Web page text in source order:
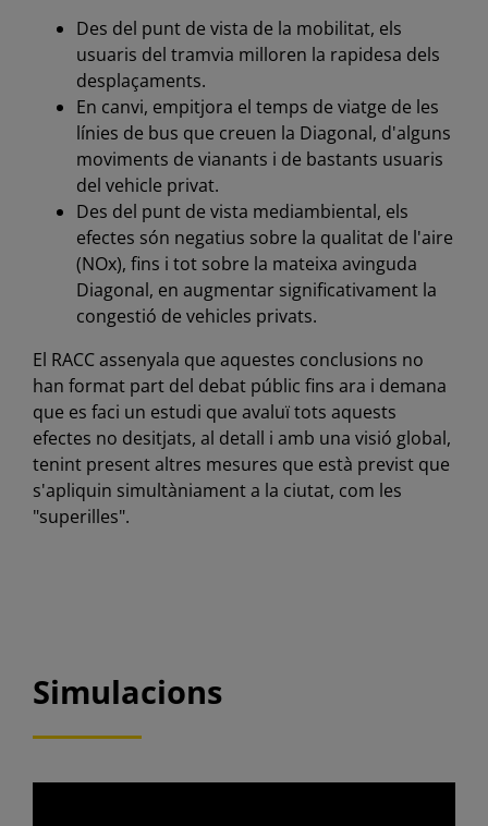
Des del punt de vista de la mobilitat, els
usuaris del tramvia milloren la rapidesa dels
desplaçaments.
En canvi, empitjora el temps de viatge de les
línies de bus que creuen la Diagonal, d'alguns
moviments de vianants i de bastants usuaris
del vehicle privat.
Des del punt de vista mediambiental, els
efectes són negatius sobre la qualitat de l'aire
(NOx), fins i tot sobre la mateixa avinguda
Diagonal, en augmentar significativament la
congestió de vehicles privats.
El RACC assenyala que aquestes conclusions no
han format part del debat públic fins ara i demana
que es faci un estudi que avaluï tots aquests
efectes no desitjats, al detall i amb una visió global,
tenint present altres mesures que està previst que
s'apliquin simultàniament a la ciutat, com les
"superilles".
Simulacions